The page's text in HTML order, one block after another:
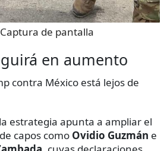
Captura de pantalla
en aumento
contra México está lejos de
estrategia apunta a ampliar el
capos como Ovidio Guzmán e